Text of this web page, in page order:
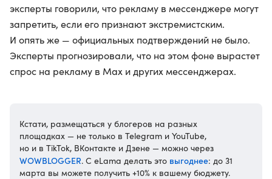
эксперты говорили, что рекламу в мессенджере могут
запретить, если его признают экстремистским.
И опять же — официальных подтверждений не было.
Эксперты прогнозировали, что на этом фоне вырастет
спрос на рекламу в Max и других мессенджерах.
Кстати, размещаться у блогеров на разных
площадках — не только в Telegram и YouTube,
но и в TikTok, ВКонтакте и Дзене — можно через
WOWBLOGGER. С eLama делать это выгоднее: до 31
марта вы можете получить +10% к вашему бюджету.